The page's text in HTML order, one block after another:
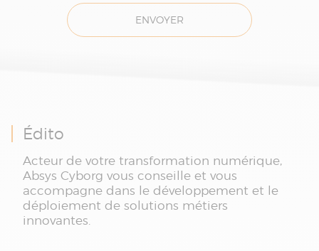
ENVOYER
Édito
Acteur de votre transformation numérique,
Absys Cyborg vous conseille et vous
accompagne dans le développement et le
déploiement de solutions métiers
innovantes.